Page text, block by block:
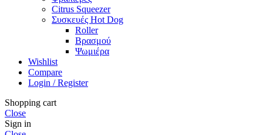
Citrus Squeezer
Συσκευές Hot Dog
Roller
Βρασμού
Ψωμιέρα
Wishlist
Compare
Login / Register
Shopping cart
Close
Sign in